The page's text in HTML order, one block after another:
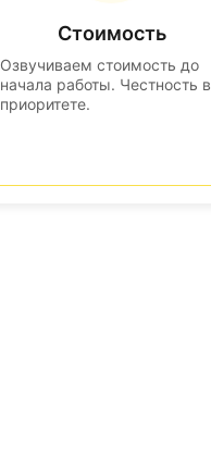
Стоимость
Озвучиваем стоимость до
начала работы. Честность в
приоритете.